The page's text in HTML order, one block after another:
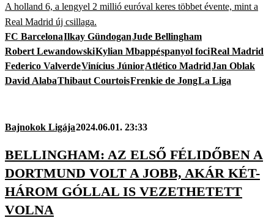
A holland 6, a lengyel 2 millió euróval keres többet évente, mint a
Real Madrid új csillaga.
FC BarcelonaIlkay GündoganJude Bellingham
Robert LewandowskiKylian Mbappéspanyol fociReal Madrid
Federico ValverdeVinícius JúniorAtlético MadridJan Oblak
David AlabaThibaut CourtoisFrenkie de JongLa Liga
Bajnokok Ligája2024.06.01. 23:33
BELLINGHAM: AZ ELSŐ FÉLIDŐBEN A
DORTMUND VOLT A JOBB, AKÁR KÉT-
HÁROM GÓLLAL IS VEZETHETETT
VOLNA